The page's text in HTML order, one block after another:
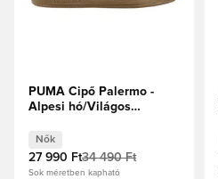
PUMA Cipő Palermo -
Alpesi hó/Világos
Nők
27 990 Ft34 490 Ft
Sok méretben kapható